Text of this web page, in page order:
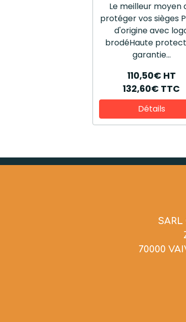
Le meilleur moyen
protéger vos sièges
d'origine avec
brodéHaute
garantie...
110,50€ HT
132,60€ TTC
Détails
70000